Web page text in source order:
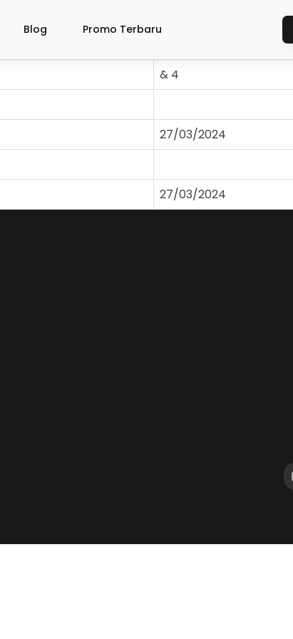
Blog Promo Terbaru
& 4
27/03/2024
27/03/2024